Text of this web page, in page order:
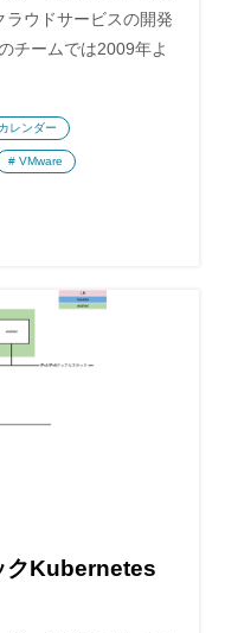
ウドサービスの開発
チームでは2009年よ
レンダー
VMware
クKubernetes